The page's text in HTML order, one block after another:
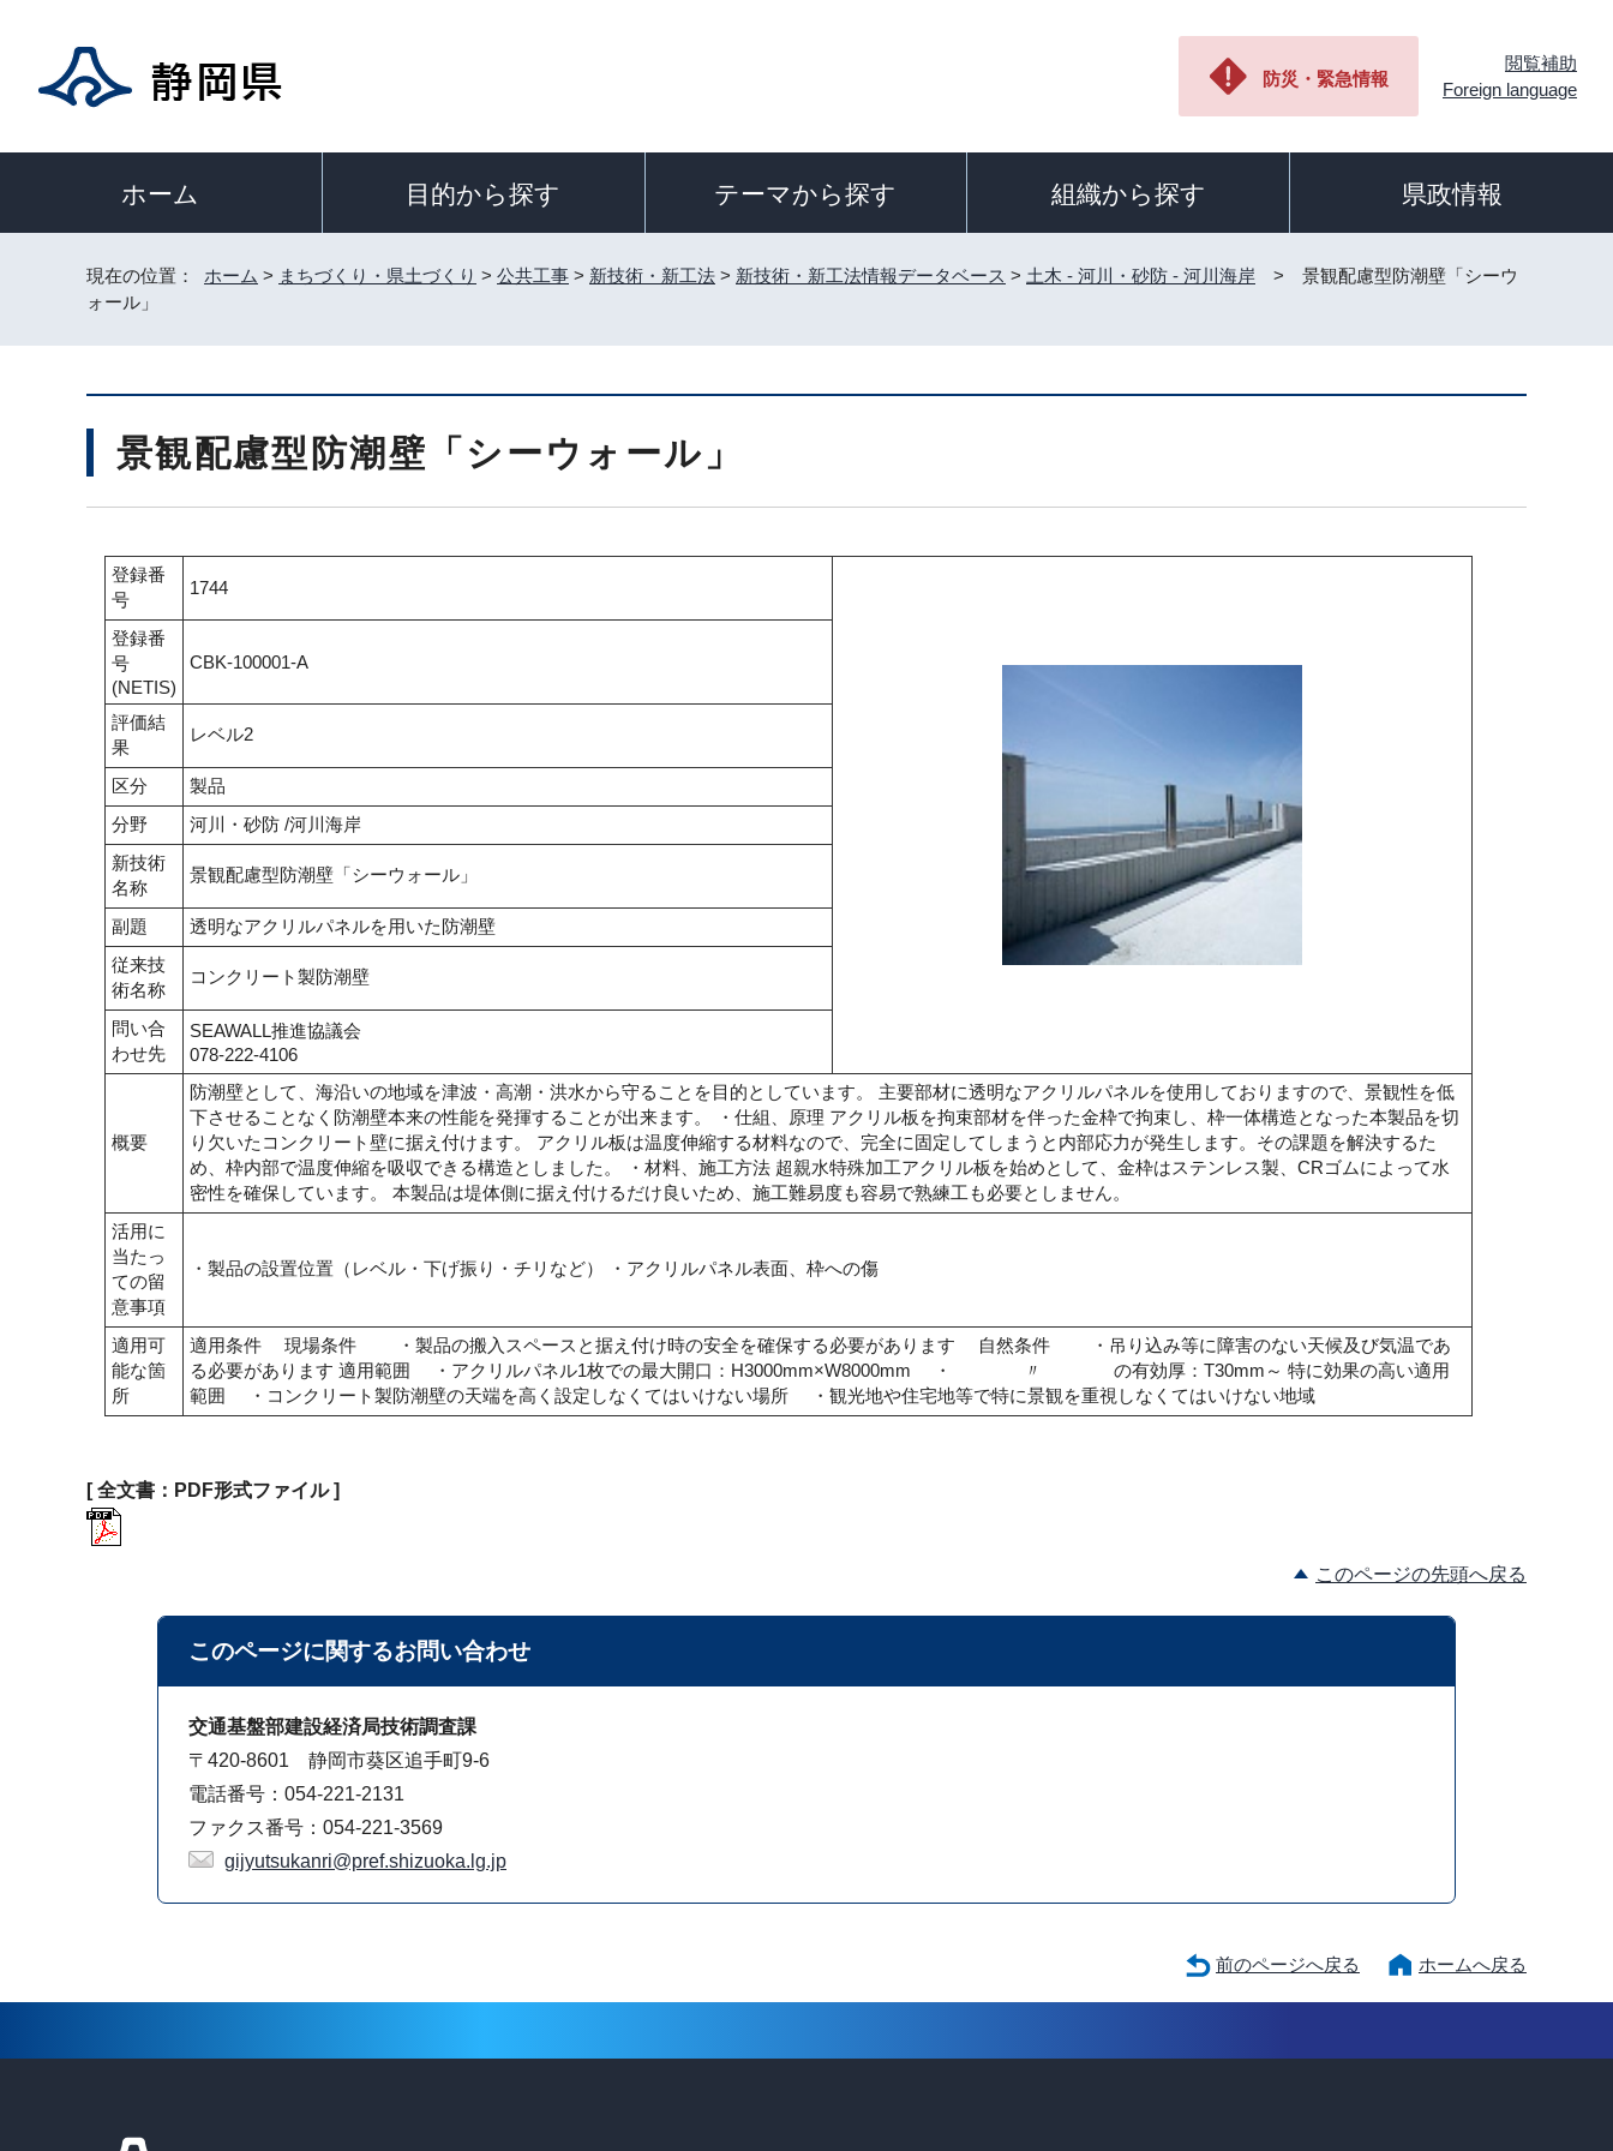
防災・緊急情報
閲覧補助
Foreign language
ホーム 目的から探す テーマから探す 組織から探す 県政情報
現在の位置： ホーム > まちづくり・県土づくり > 公共工事 > 新技術・新工法 > 新技術・新工法情報データベース > 土木 - 河川・砂防 - 河川海岸 > 景観配慮型防潮壁「シーウ
ォール」
景観配慮型防潮壁「シーウォール」
登録番
号
1744
登録番
号
(NETIS)
CBK-100001-A
評価結
果
レベル2
区分
製品
分野
河川・砂防 /河川海岸
新技術
名称
景観配慮型防潮壁「シーウォール」
副題
透明なアクリルパネルを用いた防潮壁
従来技
術名称
コンクリート製防潮壁
問い合
わせ先
SEAWALL推進協議会
078-222-4106
概要
防潮壁として、海沿いの地域を津波・高潮・洪水から守ることを目的としています。 主要部材に透明なアクリルパネルを使用しておりますので、景観性を低
下させることなく防潮壁本来の性能を発揮することが出来ます。 ・仕組、原理 アクリル板を拘束部材を伴った金枠で拘束し、枠一体構造となった本製品を切
り欠いたコンクリート壁に据え付けます。 アクリル板は温度伸縮する材料なので、完全に固定してしまうと内部応力が発生します。その課題を解決するた
め、枠内部で温度伸縮を吸収できる構造としました。 ・材料、施工方法 超親水特殊加工アクリル板を始めとして、金枠はステンレス製、CRゴムによって水
密性を確保しています。 本製品は堤体側に据え付けるだけ良いため、施工難易度も容易で熟練工も必要としません。
活用に
当たっ
ての留
意事項
・製品の設置位置（レベル・下げ振り・チリなど） ・アクリルパネル表面、枠への傷
適用可
能な箇
所
適用条件 現場条件 ・製品の搬入スペースと据え付け時の安全を確保する必要があります 自然条件 ・吊り込み等に障害のない天候及び気温であ
る必要があります 適用範囲 ・アクリルパネル1枚での最大開口：H3000mm×W8000mm ・ 〃 の有効厚：T30mm～ 特に効果の高い適用
範囲 ・コンクリート製防潮壁の天端を高く設定しなくてはいけない場所 ・観光地や住宅地等で特に景観を重視しなくてはいけない地域
[ 全文書：PDF形式ファイル ]
このページの先頭へ戻る
このページに関するお問い合わせ
交通基盤部建設経済局技術調査課
〒420-8601 静岡市葵区追手町9-6
電話番号：054-221-2131
ファクス番号：054-221-3569
gijyutsukanri@pref.shizuoka.lg.jp
前のページへ戻る ホームへ戻る